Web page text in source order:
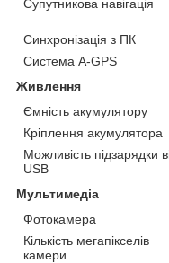
Супутникова навігація
Синхронізація з ПК
Система A-GPS
Живлення
Ємність акумулятору
Кріплення акумулятора
Можливість підзарядки
USB
Мультимедіа
Фотокамера
Кількість мегапікселів
камери